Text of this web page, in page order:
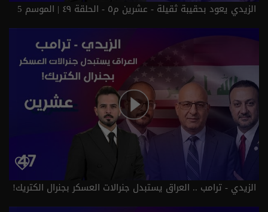
الزيدي يعود بحقيبة ثقيلة - عشرين م٥ - الحلقة ٤٩ | الموسم 5
الزيدي - ترامب .. العراق يستبدل جنرالات العسكر بجنرال الكتريك!
- عشرين م٥ - الحلقة ٤٧ | الموسم 5